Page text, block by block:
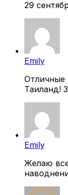
29
Emily
Отличные
Таиланд!
Emily
Желаю